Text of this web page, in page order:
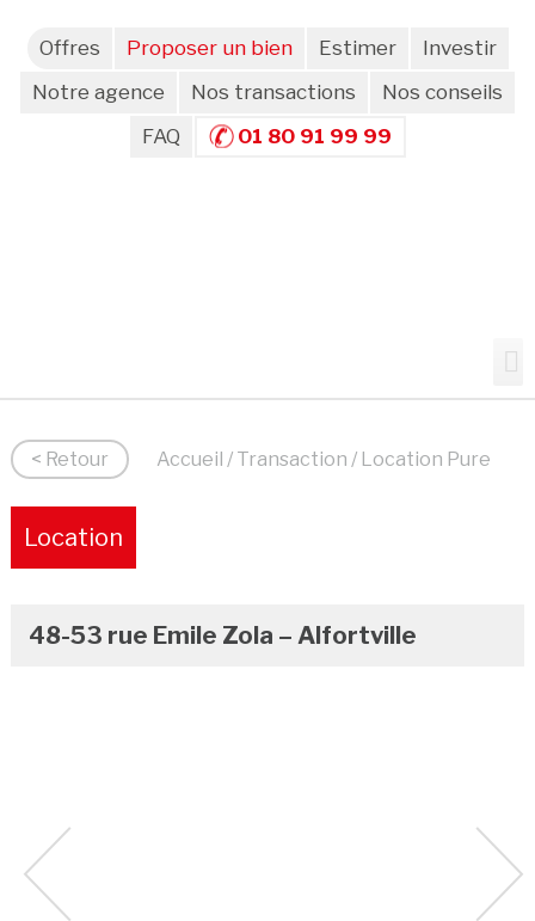
Offres Proposer un bien Estimer
Investir
Notre agence
Nos transactions
Nos conseils
FAQ
01 80 91 99 99
< Retour Accueil / Transaction / Location Pure
Location
48-53 rue Emile Zola – Alfortville